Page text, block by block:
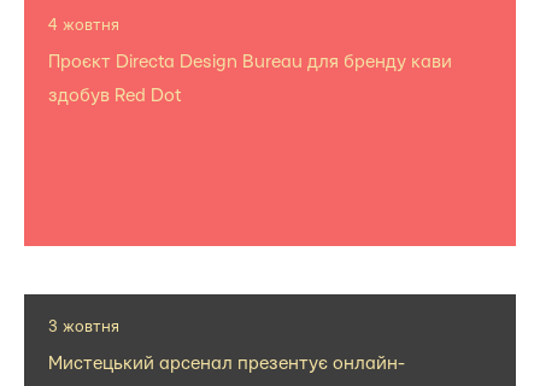
4 жовтня
Проєкт Directa Design Bureau для бренду кави
здобув Red Dot
3 жовтня
Мистецький арсенал презентує онлайн-